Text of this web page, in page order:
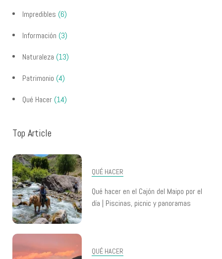
Impredibles (6)
Información (3)
Naturaleza (13)
Patrimonio (4)
Qué Hacer (14)
Top Article
QUÉ HACER
Qué hacer en el Cajón del Maipo por el
día | Piscinas, picnic y panoramas
QUÉ HACER